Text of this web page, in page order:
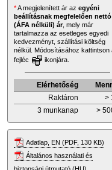
*A megjelenített ár az egyéni
beállításnak megfelelően nettó
(ÁFA nélküli) ár, mely már
tartalmazza az esetleges egyedi
kedvezményt, szállítási költség
nélkül. Módosításához kattintson
fejléc
ikonjára.
Elérhetőség
Raktáron
>
3 munkanap
>
Adatlap, EN (PDF, 130 KB)
Általános használati és
biztonsági útmutató (HU)